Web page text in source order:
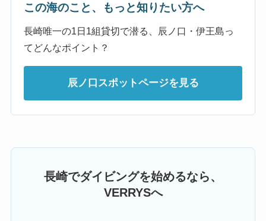
この海のこと、もっと知りたい方へ
長崎唯一の1日1組貸切で潜る、辰ノ口・伊王島っ
てどんなポイント？
辰ノ口スポットページを見る
長崎でダイビングを始めるなら、
VERRYSへ